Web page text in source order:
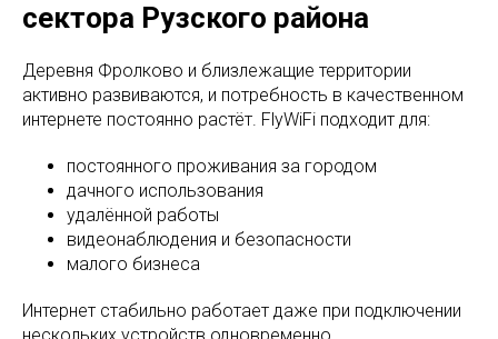
сектора Рузского района
Деревня Фролково и близлежащие территории
активно развиваются, и потребность в качественном
интернете постоянно растёт. FlyWiFi подходит для:
постоянного проживания за городом
дачного использования
удалённой работы
видеонаблюдения и безопасности
малого бизнеса
Интернет стабильно работает даже при подключении